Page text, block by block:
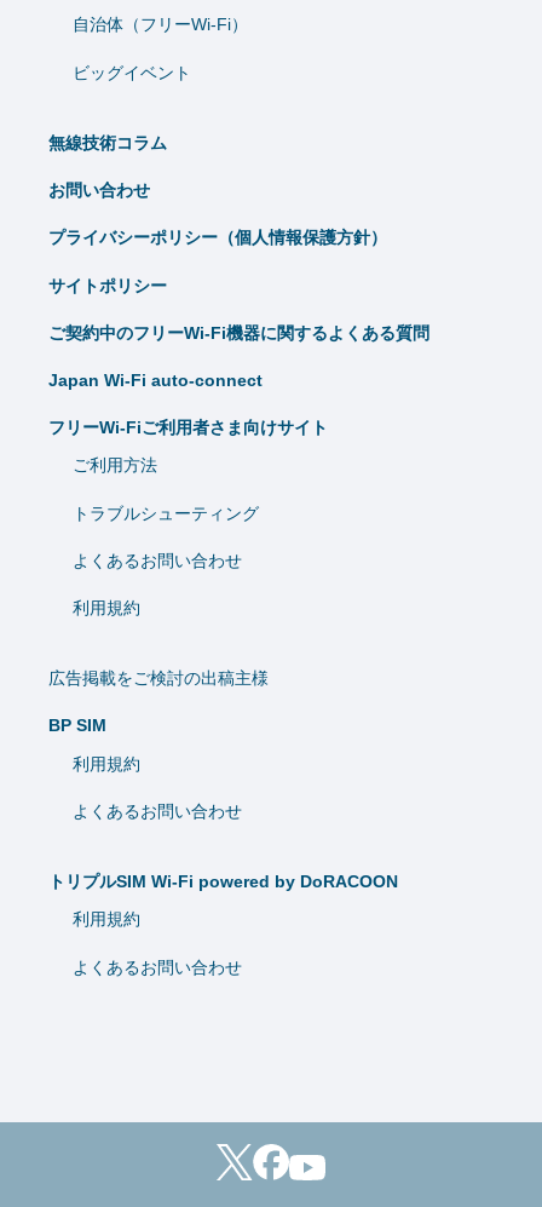
自治体（フリーWi-Fi）
ビッグイベント
無線技術コラム
お問い合わせ
プライバシーポリシー（個人情報保護方針）
サイトポリシー
ご契約中のフリーWi-Fi機器に関するよくある質問
Japan Wi-Fi auto-connect
フリーWi-Fiご利用者さま向けサイト
ご利用方法
トラブルシューティング
よくあるお問い合わせ
利用規約
広告掲載をご検討の出稿主様
BP SIM
利用規約
よくあるお問い合わせ
トリプルSIM Wi-Fi powered by DoRACOON
利用規約
よくあるお問い合わせ